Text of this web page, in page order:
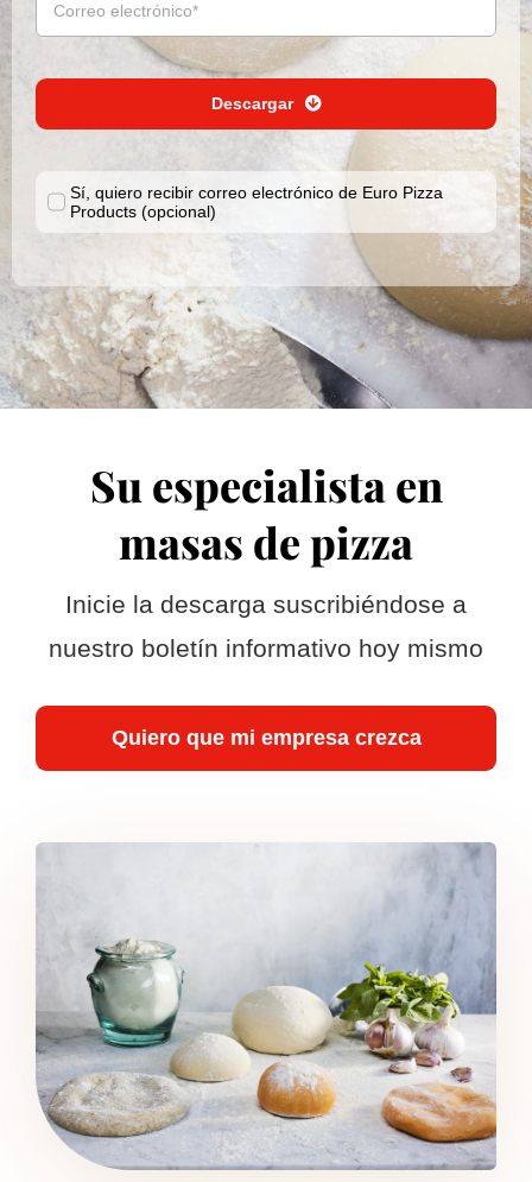
Historia
Nuestros valores
Rescursos
Presentación de productos gratuita
Presentación de masas vegetales gratuita
Contacto
English
Nederlands
Français
Deutsch
Descargar
Sí, quiero recibir correo electrónico de Euro Pizza
Products (opcional)
Su especialista en
masas de pizza
Inicie la descarga suscribiéndose a
nuestro boletín informativo hoy mismo
Quiero que mi empresa crezca